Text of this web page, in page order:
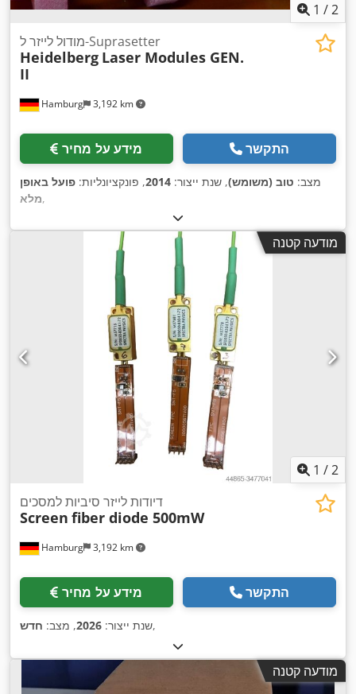
1 /2
Hamburg 3,192 km
מודול לייזר ל-Suprasetter
Heidelberg Laser Modules GEN.
II
מידע על מחיר התקשר
מצב: טוב (משומש), שנת ייצור: 2014, פונקציונליות: פועל באופן
מלא,
מודעה קטנה
1 /2
Hamburg 3,192 km
דיודות לייזר סיביות למסכים
Screen fiber diode 500mW
מידע על מחיר התקשר
שנת ייצור: 2026, מצב: חדש ,
מודעה קטנה